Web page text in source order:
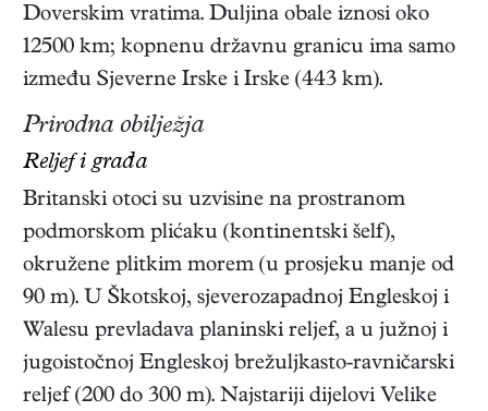
Doverskim vratima. Duljina obale iznosi oko
12500 km; kopnenu državnu granicu ima samo
između Sjeverne Irske i Irske (443 km).
Prirodna obilježja
Reljef i građa
Britanski otoci su uzvisine na prostranom
podmorskom plićaku (kontinentski šelf),
okružene plitkim morem (u prosjeku manje od
90 m). U Škotskoj, sjeverozapadnoj Engleskoj i
Walesu prevladava planinski reljef, a u južnoj i
jugoistočnoj Engleskoj brežuljkasto-ravničarski
reljef (200 do 300 m). Najstariji dijelovi Velike